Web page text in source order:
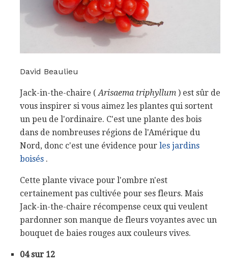
David Beaulieu
Jack-in-the-chaire (Arisaema triphyllum ) est sûr de
vous inspirer si vous aimez les plantes qui sortent
un peu de l'ordinaire. C'est une plante des bois
dans de nombreuses régions de l'Amérique du
Nord, donc c'est une évidence pour les jardins
boisés .
Cette plante vivace pour l'ombre n'est
certainement pas cultivée pour ses fleurs. Mais
Jack-in-the-chaire récompense ceux qui veulent
pardonner son manque de fleurs voyantes avec un
bouquet de baies rouges aux couleurs vives.
04 sur 12